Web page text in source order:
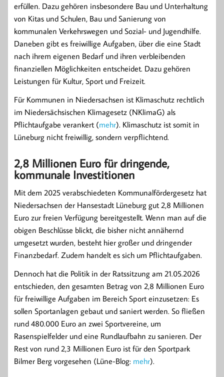
erfüllen. Dazu gehören insbesondere Bau und Unterhaltung
von Kitas und Schulen, Bau und Sanierung von
kommunalen Verkehrswegen und Sozial- und Jugendhilfe.
Daneben gibt es freiwillige Aufgaben, über die eine Stadt
nach ihrem eigenen Bedarf und ihren verbleibenden
finanziellen Möglichkeiten entscheidet. Dazu gehören
Leistungen für Kultur, Sport und Freizeit.
Für Kommunen in Niedersachsen ist Klimaschutz rechtlich
im Niedersächsischen Klimagesetz (NKlimaG) als
Pflichtaufgabe verankert (mehr). Klimaschutz ist somit in
Lüneburg nicht freiwillig, sondern verpflichtend.
2,8 Millionen Euro für dringende,
kommunale Investitionen
Mit dem 2025 verabschiedeten Kommunalfördergesetz hat
Niedersachsen der Hansestadt Lüneburg gut 2,8 Millionen
Euro zur freien Verfügung bereitgestellt. Wenn man auf die
obigen Beschlüsse blickt, die bisher nicht annähernd
umgesetzt wurden, besteht hier großer und dringender
Finanzbedarf. Zudem handelt es sich um Pflichtaufgaben.
Dennoch hat die Politik in der Ratssitzung am 21.05.2026
entschieden, den gesamten Betrag von 2,8 Millionen Euro
für freiwillige Aufgaben im Bereich Sport einzusetzen: Es
sollen Sportanlagen gebaut und saniert werden. So fließen
rund 480.000 Euro an zwei Sportvereine, um
Rasenspielfelder und eine Rundlaufbahn zu sanieren. Der
Rest von rund 2,3 Millionen Euro ist für den Sportpark
Bilmer Berg vorgesehen (Lüne-Blog: mehr).